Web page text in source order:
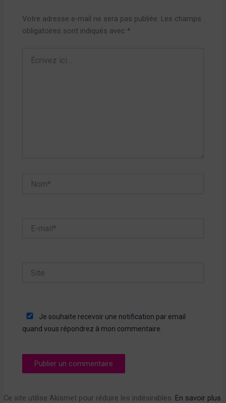
Votre adresse e-mail ne sera pas publiée. Les champs
obligatoires sont indiqués avec *
ici…
mail*
Je souhaite recevoir une notification par email
quand vous répondrez à mon commentaire.
Ce site utilise Akismet pour réduire les indésirables. En savoir plus